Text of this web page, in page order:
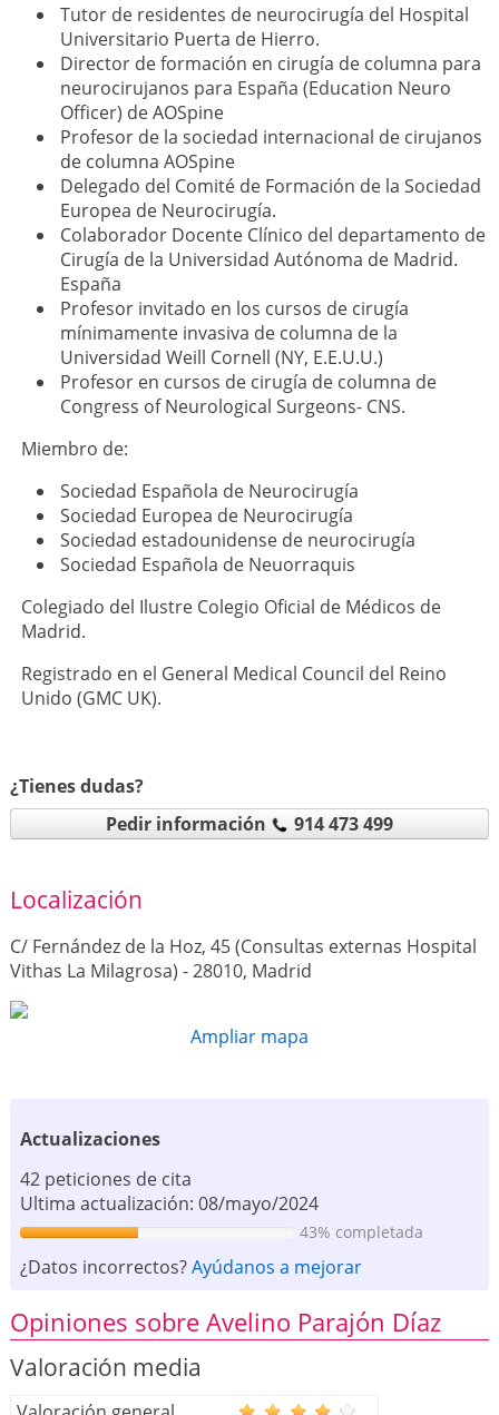
Tutor de residentes de neurocirugía del Hospital
Universitario Puerta de Hierro.
Director de formación en cirugía de columna para
neurocirujanos para España (Education Neuro
Officer) de AOSpine
Profesor de la sociedad internacional de cirujanos
de columna AOSpine
Delegado del Comité de Formación de la Sociedad
Europea de Neurocirugía.
Colaborador Docente Clínico del departamento de
Cirugía de la Universidad Autónoma de Madrid.
España
Profesor invitado en los cursos de cirugía
mínimamente invasiva de columna de la
Universidad Weill Cornell (NY, E.E.U.U.)
Profesor en cursos de cirugía de columna de
Congress of Neurological Surgeons- CNS.
Miembro de:
Sociedad Española de Neurocirugía
Sociedad Europea de Neurocirugía
Sociedad estadounidense de neurocirugía
Sociedad Española de Neuorraquis
Colegiado del Ilustre Colegio Oficial de Médicos de
Madrid.
Registrado en el General Medical Council del Reino
Unido (GMC UK).
¿Tienes dudas?
Pedir información
914 473 499
Localización
C/ Fernández de la Hoz, 45 (Consultas externas Hospital
Vithas La Milagrosa) - 28010, Madrid
Ampliar mapa
Actualizaciones
42 peticiones de cita
Ultima actualización: 08/mayo/2024
43% completada
¿Datos incorrectos?Ayúdanos a mejorar
Opiniones sobre Avelino Parajón Díaz
Valoración media